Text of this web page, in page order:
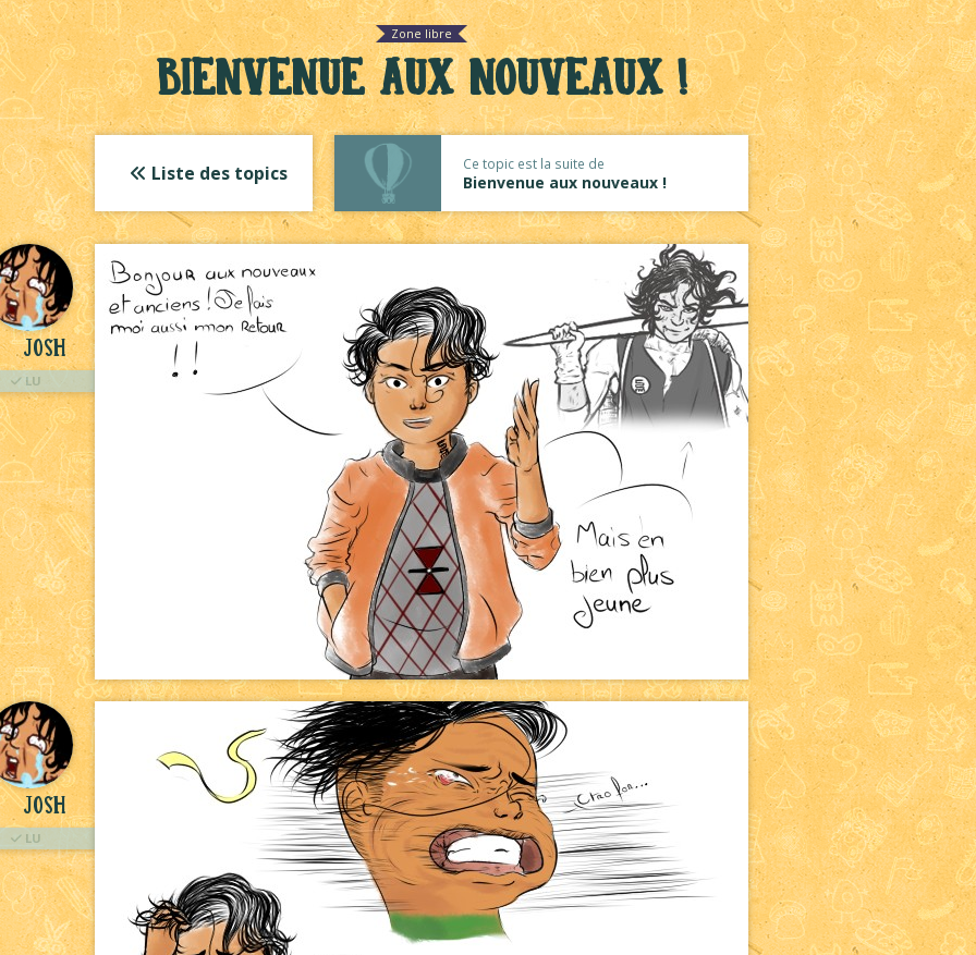
Zone libre
Bienvenue aux nouveaux !
Liste des topics Ce topic est la suite de
Bienvenue aux nouveaux !
Josh
LU
Josh
LU